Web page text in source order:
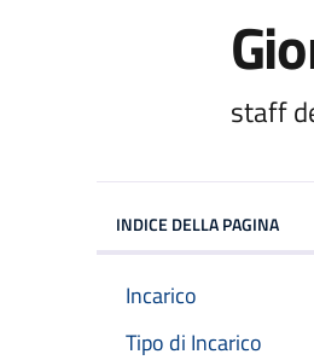
staff
INDICE DELLA PAGINA
Incarico
Tipo di Incarico